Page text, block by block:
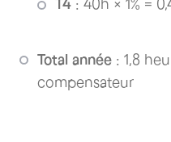
T4 : 40h × 1% =
Total année : 1,8
compensateur